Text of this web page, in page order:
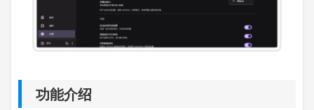
功能介绍